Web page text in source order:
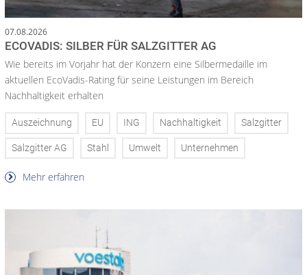
07.08.2026
ECOVADIS: SILBER FÜR SALZGITTER AG
Wie bereits im Vorjahr hat der Konzern eine Silbermedaille im
aktuellen EcoVadis-Rating für seine Leistungen im Bereich
Nachhaltigkeit erhalten
Auszeichnung EU ING Nachhaltigkeit Salzgitter
Salzgitter AG Stahl Umwelt Unternehmen
Mehr erfahren